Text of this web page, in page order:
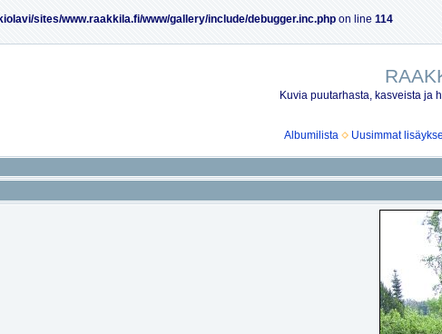
sites/www.raakkila.fi/www/gallery/include/debugger.inc.php on line 114
Kuvia puutarhasta, kasveista ja
Albumilista
Uusimmat